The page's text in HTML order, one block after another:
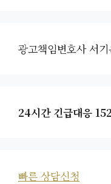
광고책임변호사 서
24시간 긴급대응
빠른 상담신청